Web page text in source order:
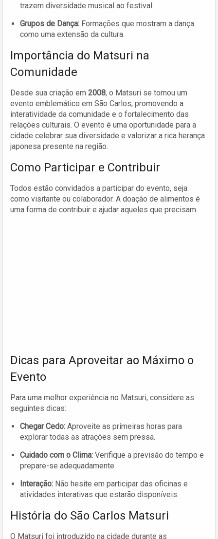
trazem diversidade musical ao festival.
Grupos de Dança: Formações que mostram a dança
como uma extensão da cultura.
Importância do Matsuri na
Comunidade
Desde sua criação em 2008, o Matsuri se tornou um
evento emblemático em São Carlos, promovendo a
interatividade da comunidade e o fortalecimento das
relações culturais. O evento é uma oportunidade para a
cidade celebrar sua diversidade e valorizar a rica herança
japonesa presente na região.
Como Participar e Contribuir
Todos estão convidados a participar do evento, seja
como visitante ou colaborador. A doação de alimentos é
uma forma de contribuir e ajudar aqueles que precisam.
Dicas para Aproveitar ao Máximo o
Evento
Para uma melhor experiência no Matsuri, considere as
seguintes dicas:
Chegar Cedo: Aproveite as primeiras horas para
explorar todas as atrações sem pressa.
Cuidado com o Clima: Verifique a previsão do tempo e
prepare-se adequadamente.
Interação: Não hesite em participar das oficinas e
atividades interativas que estarão disponíveis.
História do São Carlos Matsuri
O Matsuri foi introduzido na cidade durante as